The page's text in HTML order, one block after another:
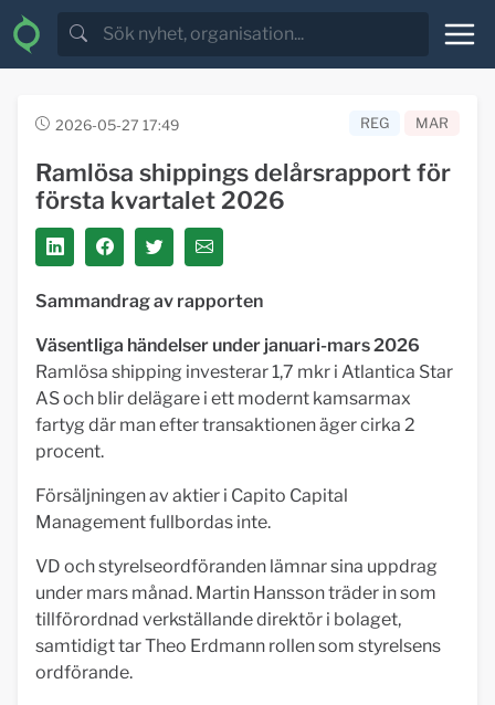
2026-05-27 17:49 REG MAR
Ramlösa shippings delårsrapport för
första kvartalet 2026
Sammandrag av rapporten
Väsentliga händelser under januari-mars 2026
Ramlösa shipping investerar 1,7 mkr i Atlantica Star
AS och blir delägare i ett modernt kamsarmax
fartyg där man efter transaktionen äger cirka 2
procent.
Försäljningen av aktier i Capito Capital
Management fullbordas inte.
VD och styrelseordföranden lämnar sina uppdrag
under mars månad. Martin Hansson träder in som
tillförordnad verkställande direktör i bolaget,
samtidigt tar Theo Erdmann rollen som styrelsens
ordförande.